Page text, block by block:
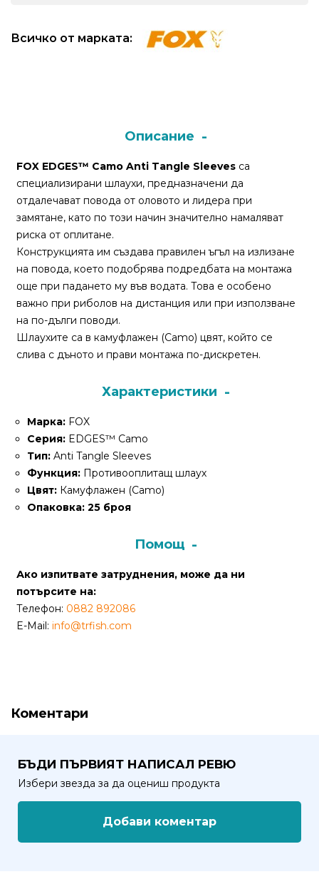
Плувки
Сонари
За
Контакти
Поръчка
и
доставка
рекламация
Условия
за
ползване
за
използване
Copyright
Всички
права
запазени.
Всичко от марката:
Описание
FOX EDGES™ Camo Anti Tangle Sleeves са
специализирани шлаухи, предназначени да
отдалечават повода от оловото и лидера при
замятане, като по този начин значително намаляват
риска от оплитане.
Конструкцията им създава правилен ъгъл на излизане
на повода, което подобрява подредбата на монтажа
още при падането му във водата. Това е особено
важно при риболов на дистанция или при използване
на по-дълги поводи.
Шлаухите са в камуфлажен (Camo) цвят, който се
слива с дъното и прави монтажа по-дискретен.
Характеристики
Марка: FOX
Серия: EDGES™ Camo
Тип: Anti Tangle Sleeves
Функция: Противооплитащ шлаух
Цвят: Камуфлажен (Camo)
Опаковка: 25 броя
Помощ
Ако изпитвате затруднения, може да ни
потърсите на:
Телефон: 0882 892086
E-Mail: info@trfish.com
Коментари
БЪДИ ПЪРВИЯТ НАПИСАЛ РЕВЮ
Избери звезда за да оцениш продукта
Добави коментар